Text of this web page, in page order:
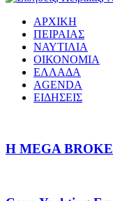
ΑΡΧΙΚΗ
ΠΕΙΡΑΙΑΣ
ΝΑΥΤΙΛΙΑ
ΟΙΚΟΝΟΜΙΑ
ΕΛΛΑΔΑ
AGENDA
ΕΙΔΗΣΕΙΣ
Η MEGA